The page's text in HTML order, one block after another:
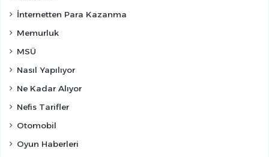
İnternetten Para Kazanma
Memurluk
MSÜ
Nasıl Yapılıyor
Ne Kadar Alıyor
Nefis Tarifler
Otomobil
Oyun Haberleri